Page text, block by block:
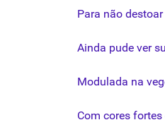
Para não
Ainda pude ver
Modulada na
Com cores